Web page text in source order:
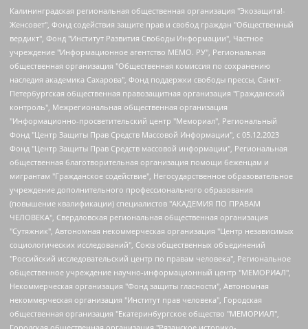
Калининградская региональная общественная организация "Экозащита!-Женсовет", Фонд содействия защите прав и свобод граждан "Общественный вердикт", Фонд "Институт Развития Свободы Информации", Частное учреждение "Информационное агентство МЕМО. РУ", Региональная общественная организация "Общественная комиссия по сохранению наследия академика Сахарова", Фонд поддержки свободы прессы, Санкт-Петербургская общественная правозащитная организация "Гражданский контроль", Межрегиональная общественная организация "Информационно-просветительский центр "Мемориал", Региональный Фонд "Центр Защиты Прав Средств Массовой Информации", с 05.12.2023 Фонд "Центр Защиты Прав Средств массовой информации", Региональная общественная благотворительная организация помощи беженцам и мигрантам "Гражданское содействие", Негосударственное образовательное учреждение дополнительного профессионального образования (повышение квалификации) специалистов "АКАДЕМИЯ ПО ПРАВАМ ЧЕЛОВЕКА", Свердловская региональная общественная организация "Сутяжник", Автономная некоммерческая организация "Центр независимых социологических исследований", Союз общественных объединений "Российский исследовательский центр по правам человека", Региональное общественное учреждение научно-информационный центр "МЕМОРИАЛ", Некоммерческая организация "Фонд защиты гласности", Автономная некоммерческая организация "Институт прав человека", Городская общественная организация "Екатеринбургское общество "МЕМОРИАЛ", Городская общественная организация "Рязанское историко-просветительское и правозащитное общество "Мемориал" (Рязанский Мемориал), Челябинский региональный орган общественной самодеятельности – женское общественное объединение "Женщины Евразии", Челябинский региональный орган общественной самодеятельности "Уральская правозащитная группа", Фонд содействия защите здоровья и социальной справедливости имени Андрея Рылькова, Автономная Некоммерческая Организация "Аналитический Центр Юрия Левады", Автономная некоммерческая организация социальной поддержки населения "Проект Апрель", Региональная общественная организация помощи женщинам и детям, находящимся в кризисной ситуации "Информационно-методический центр "Анна", Фонд содействия развитию массовых коммуникаций и правовому просвещению "Так-так-Так", Фонд содействия устойчивому развитию "Серебряная тайга", Свердловский региональный общественный фонд социальных проектов "Новое время", "Idel.Реалии", Кавказ.Реалии, Крым.Реалии, Телеканал Настоящее Время, Татаро-башкирская служба Радио Свобода (Azatliq Radiosi), Радио Свободная Европа/Радио Свобода (PCE/PC), "Сибирь.Реалии", "Фактограф", Благотворительный фонд помощи осужденным и их семьям, Автономная некоммерческая организация "Институт глобализации и социальных движений", Фонд "В защиту прав заключенных", Частное учреждение "Центр поддержки и содействия развитию средств массовой информации", Пензенский региональный общественный благотворительный фонд "Гражданский союз", "Север.Реалии", Некоммерческая организация Фонд "Правовая инициатива", Общество с ограниченной ответственностью "Радио Свободная Европа/Радио Свобода", Чешское информационное агентство "MEDIUM-ORIENT", Красноярская региональная общественная организация "Мы против СПИДа", Камалягин Денис Николаевич, Маркелов Сергей Евгеньевич, Пономарев Лев Александрович, Савицкая Людмила Алексеевна, Автономная некоммерческая организация "Центр по работе с проблемой насилия "НАСИЛИЮ.НЕТ", Межрегиональный профессиональный союз работников здравоохранения "Альянс врачей", Юридическое лицо, зарегистрированное в Латвийской Республике, SIA "Medusa Project" (регистрационный номер 40103797863, дата регистрации 10.06.2014), Некоммерческая организация "Фонд по борьбе с коррупцией", Автономная некоммерческая организация "Институт права и публичной политики", Баданин Роман Сергеевич, Гликин Максим Александрович, Железнова Мария Михайловна, Лукьянова Юлия Сергеевна, Маетная Елизавета Витальевна, Маняхин Петр Борисович, Чуракова Ольга Владимировна, Ярош Юлия Петровна, Юридическое лицо "The Insider SIA", зарегистрированное в Риге, Латвийская Республика (дата регистрации 26.06.2015), являющееся администратором доменного имени интернет-издания "The Insider SIA", https://theins.ru, Постернак Алексей Евгеньевич, Рубин Михаил Аркадьевич, Анин Роман Александрович, Юридическое лицо Istories fonds, зарегистрированное в Латвийской Республике (регистрационный номер 50008295751, дата регистрации 24.02.2020), Великовский Дмитрий Александрович, Долинина Ирина Николаевна, Мароховская Алеся Алексеевна, Шлейнов Роман Юрьевич, Шмагун Олеся Валентиновна, Общество с ограниченной ответственностью "Альтаир 2021", Общество с ограниченной ответственностью "Вега 2021", Общество с ограниченной ответственностью "Главный редактор 2021", Общество с ограниченной ответственностью "Ромашки монолит", Важенков Артем Валерьевич, Ивановская областная общественная организация "Центр гендерных исследований", Гурман Юрий Альбертович, Медиапроект "ОВД-Инфо", Егоров Владимир Владимирович, Жилинский Владимир Александрович, Общество с ограниченной ответственностью "ЗП", Иванова София Юрьевна, Карезина Инна Павловна, Кильтау Екатерина Викторовна, Петров Алексей Викторович, Пискунов Сергей Евгеньевич, Смирнов Сергей Сергеевич, Тихонов Михаил Сергеевич, Общество с ограниченной ответственностью "ЖУРНАЛИСТ-ИНОСТРАННЫЙ АГЕНТ", Арапова Галина Юрьевна, Вольтская Татьяна Анатольевна, Американская компания "Mason G.E.S. Anonymous Foundation" (США), являющаяся владельцем интернет-издания https://mnews.world/, Компания "Stichting Bellingcat", зарегистрированная в Нидерландах (дата регистрации 11.07.2018), Захаров Андрей Вячеславович, Клепиковская Екатерина Дмитриевна, Общество с ограниченной ответственностью "МЕМО", Перл Роман Александрович, Симонов Евгений Алексеевич, Соловьева Елена Анатольевна, Сотников Даниил Владимирович, Сурначева Елизавета Дмитриевна, Автономная некоммерческая организация по защите прав человека и информированию населения "Якутия – Наше Мнение", Общество с ограниченной ответственностью "Москоу диджитал медиа", с 26.01.2023 Общество с ограниченной ответственностью "Чайка Белые сады", Ветошкина Валерия Валерьевна, Заговора Максим Александрович, Межрегиональное общественное движение "Российская ЛГБТ - сеть", Оленичев Максим Владимирович, Павлов Иван Юрьевич, Скворцова Елена Сергеевна, Общество с ограниченной ответственностью "Как бы инагент", Кочетков Игорь Викторович, Общество с ограниченной ответственностью "Честные выборы", Еланчик Олег Александрович, Общество с ограниченной ответственностью "Нобелевский призыв", Гималова Регина Эмилевна, Григорьев Андрей Валерьевич, Григорьева Алина Александровна, Ассоциация по содействию защите прав призывников, альтернативнослужащих и военнослужащих "Правозащитная группа "Гражданин.Армия.Право", Хисамова Регина Фаритовна, Автономная некоммерческая организация по реализации социально-правовых программ "Лилит", Дальневосточное общественное движение "Маяк", Санкт-Петербургская ЛГБТ-инициативная группа "Выход", Инициативная группа ЛГБТ+ "Реверс", Алексеев Андрей Викторович, Бекбулатова Таисия Львовна, Беляев Иван Михайлович, Владыкина Елена Сергеевна, Гельман Марат Александрович, Никульшина Вероника Юрьевна, Толоконникова Надежда Андреевна, Шендерович Виктор Анатольевич, Общество с ограниченной ответственностью "Данное сообщение", Общество с ограниченной ответственностью Издательский дом "Новая глава", Айнбиндер Александра Александровна, Московский комьюнити-центр для ЛГБТ+инициатив, Благотворительный фонд развития филантропии, Deutsche Welle (Германия, Kurt-Schumacher-Strasse 3, 53113 Bonn), Борзунова Мария Михайловна, Воробьев Виктор Викторович, Голубева Анна Львовна, Константинова Алла Михайловна, Малкова Ирина Владимировна, Мурадов Мурад Абдулгалимович, Осетинская Елизавета Николаевна, Понасенков Евгений Николаевич, Ганапольский Матвей Юрьевич, Киселев Евгений Алексеевич, Борухович Ирина Григорьевна, Дремин Иван Тимофеевич, Дубровский Дмитрий Викторович, Красноярская региональная общественная организация поддержки и развития альтернативных образовательных технологий и межкультурных коммуникаций "ИНТЕРРА", Маяковская Екатерина Алексеевна, Фейгин Марк Захарович, Филимонов Андрей Викторович, Дзугкоева Регина Николаевна, Доброхотов Роман Александрович, Дудь Юрий Александрович, Елкин Сергей Владимирович, Кругликов Кирилл Игоревич, Сабунаева Мария Леонидовна, Семенов Алексей Владимирович, Шаинян Карен Багратович, Шульман Екатерина Михайловна, Асафьев Артур Валерьевич, Вахштайн Виктор Семенович, Венедиктов Алексей Алексеевич, Лушникова Екатерина Евгеньевна, Волков Леонид Михайлович, Невзоров Александр Глебович, Пархоменко Сергей Борисович, Сироткин Ярослав Николаевич, Кара-Мурза Владимир Владимирович, Баранова Наталья Владимировна, Гозман Леонид Яковлевич, Кагарлицкий Борис Юльевич, Климарев Михаил Валерьевич, Милов Владимир Станиславович, Автономная некоммерческая организация Краснодарский центр современного искусства "Типография", Моргенштерн Алишер Тагирович, Соболь Любовь Эдуардовна, Общество с ограниченной ответственностью "ЛИЗА НОРМ", Каспаров Гарри Кимович, Ходорковский Михаил Борисович, Общество с ограниченной ответственностью "Апрельские тезисы", Данилович Ирина Брониславовна, Кашин Олег Владимирович, Петров Николай Владимирович, Пивоваров Алексей Владимирович, Соколов Михаил Владимирович, Цветкова Юлия Владимировна, Чичваркин Евгений Александрович, Комитет против пыток/Команда против пыток, Общество с ограниченной ответственностью "Первый научный", Общество с ограниченной ответственностью "Вертолет и ко", Белоцерковская Вероника Борисовна, Кац Максим Евгеньевич, Лазарева Татьяна Юрьевна, Шаведдинов Руслан Табризович, Яшин Илья Валерьевич, Общество с ограниченной ответственностью "Иноагент ААВ", Алешковский Дмитрий Петрович, Альбац Евгения Марковна, Быков Дмитрий Львович, Галямина Юлия Евгеньевна, Лойко Сергей Леонидович, Мартынов Кирилл Константинович, Медведев Сергей Александрович, Крашенинников Федор Геннадиевич, Гордеева Катерина Вл